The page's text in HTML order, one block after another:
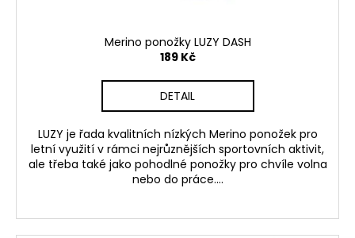
Merino ponožky LUZY DASH
189 Kč
DETAIL
LUZY je řada kvalitních nízkých Merino ponožek pro
letní využití v rámci nejrůznějších sportovních aktivit,
ale třeba také jako pohodlné ponožky pro chvíle volna
nebo do práce....